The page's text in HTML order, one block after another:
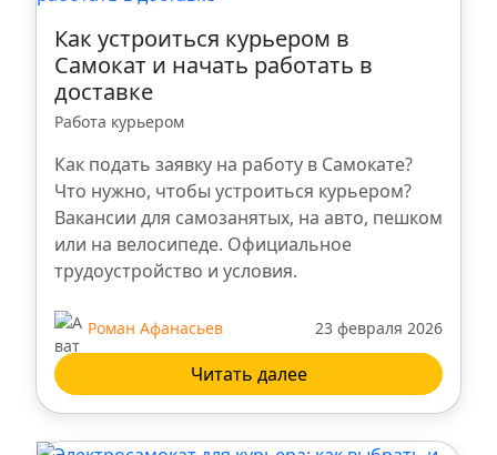
Нальчик
Пенза
Калуга
Тольятти
Омск
Барнаул
Как устроиться курьером в
Самокат и начать работать в
доставке
Работа курьером
Как подать заявку на работу в Самокате?
Что нужно, чтобы устроиться курьером?
Вакансии для самозанятых, на авто, пешком
или на велосипеде. Официальное
трудоустройство и условия.
Роман Афанасьев 23 февраля 2026
Читать далее